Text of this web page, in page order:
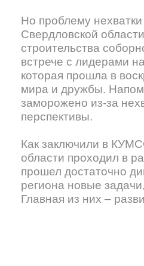
Но проблему
Свердловской
строительства
встрече с лидерами
которая прошла в
мира и дружбы.
заморожено из-за
перспективы.
Как заключили в
области проходил в
прошел достаточно
региона новые
Главная из них –